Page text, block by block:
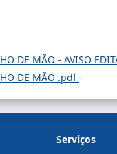
DE MÃO - AVISO
DE MÃO .pdf-
Serviços